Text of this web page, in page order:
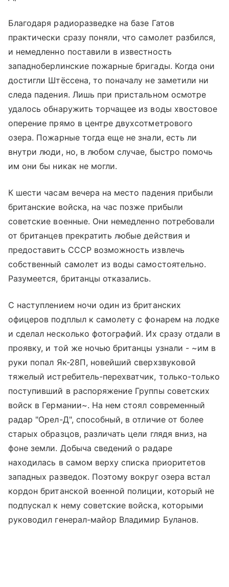
Благодаря радиоразведке на базе Гатов
практически сразу поняли, что самолет разбился,
и немедленно поставили в известность
западноберлинские пожарные бригады. Когда они
достигли Штёссена, то поначалу не заметили ни
следа падения. Лишь при пристальном осмотре
удалось обнаружить торчащее из воды хвостовое
оперение прямо в центре двухсотметрового
озера. Пожарные тогда еще не знали, есть ли
внутри люди, но, в любом случае, быстро помочь
им они бы никак не могли.
К шести часам вечера на место падения прибыли
британские войска, на час позже прибыли
советские военные. Они немедленно потребовали
от британцев прекратить любые действия и
предоставить СССР возможность извлечь
собственный самолет из воды самостоятельно.
Разумеется, британцы отказались.
С наступлением ночи один из британских
офицеров подплыл к самолету с фонарем на лодке
и сделал несколько фотографий. Их сразу отдали в
проявку, и той же ночью британцы узнали - ~им в
руки попал Як-28П, новейший сверхзвуковой
тяжелый истребитель-перехватчик, только-только
поступивший в распоряжение Группы советских
войск в Германии~. На нем стоял современный
радар "Орел-Д", способный, в отличие от более
старых образцов, различать цели глядя вниз, на
фоне земли. Добыча сведений о радаре
находилась в самом верху списка приоритетов
западных разведок. Поэтому вокруг озера встал
кордон британской военной полиции, который не
подпускал к нему советские войска, которыми
руководил генерал-майор Владимир Буланов.